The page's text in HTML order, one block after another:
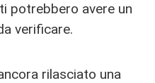
potrebbero avere un
verificare.
rilasciato una